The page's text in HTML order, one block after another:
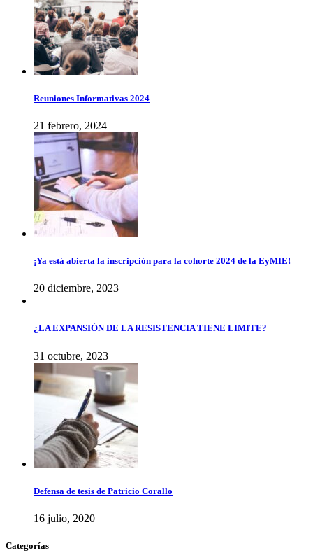
Reuniones Informativas 2024
21 febrero, 2024
¡Ya está abierta la inscripción para la cohorte 2024 de la EyMIE!
20 diciembre, 2023
¿LA EXPANSIÓN DE LA RESISTENCIA TIENE LIMITE?
31 octubre, 2023
Defensa de tesis de Patricio Corallo
16 julio, 2020
Categorías